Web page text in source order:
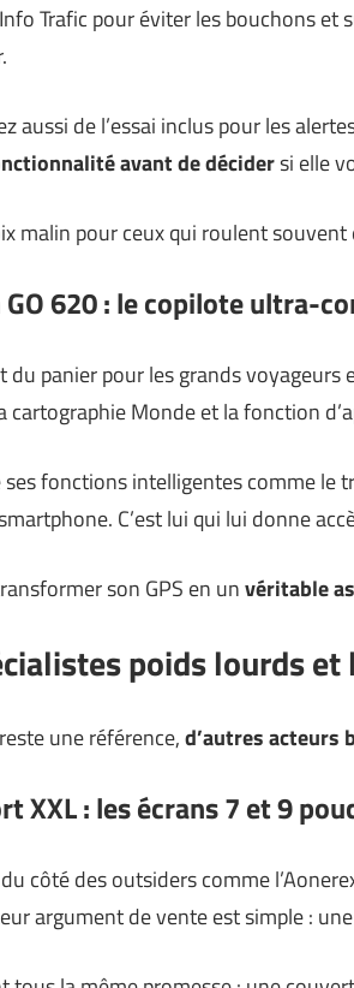
Trafic pour éviter les bouchons
aussi de l’essai inclus pour les
avant de décidersi elle
malin pour ceux qui roulent
GO 620 : le copilote ultra-
du panier pour les grands voyageurs
cartographie Monde et la fonction
ses fonctions intelligentes comme le
C’est lui qui lui donne
son GPS en unvéritable
poids lourds
une référence,d’autres acteurs
XXL : les écrans 7 et 9
côté des outsiders comme
argument de vente est simple : une